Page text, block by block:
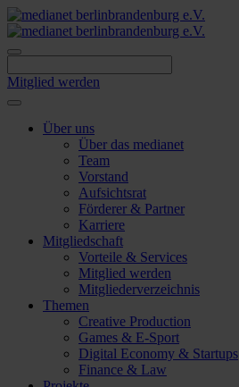
Skip
to
content
Mitglied werden
Über uns
Über das medianet
Team
Vorstand
Aufsichtsrat
Förderer & Partner
Karriere
Mitgliedschaft
Vorteile & Services
Mitglied werden
Mitgliederverzeichnis
Themen
Creative Production
Games & E-Sport
Digital Economy & Startups
Finance & Law